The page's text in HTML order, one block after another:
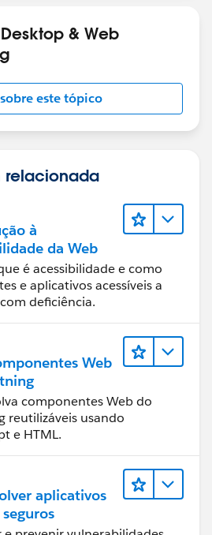
& Web
este tópico
relacionada
à
da Web
é acessibilidade e como
e aplicativos acessíveis a
deficiência.
Web
componentes Web do
reutilizáveis usando
e HTML.
aplicativos